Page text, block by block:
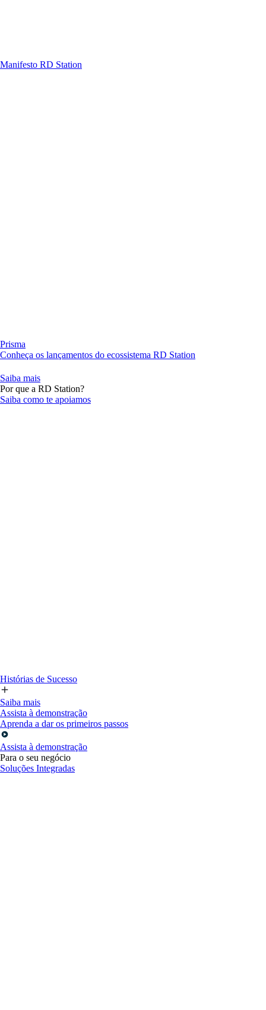
Manifesto RD Station
Prisma
Conheça os lançamentos do ecossistema RD Station
Saiba mais
Por que a RD Station?
Saiba como te apoiamos
Histórias de Sucesso
Saiba mais
Assista à demonstração
Aprenda a dar os primeiros passos
Assista à demonstração
Para o seu negócio
Soluções Integradas